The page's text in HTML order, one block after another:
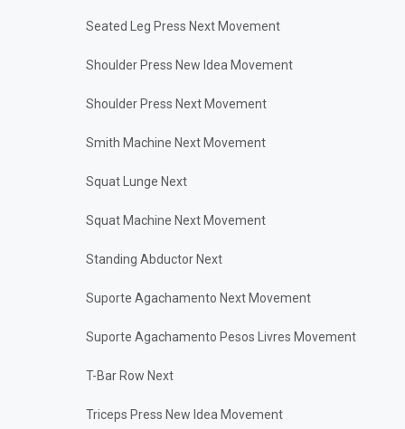
Seated Leg Press Next Movement
Shoulder Press New Idea Movement
Shoulder Press Next Movement
Smith Machine Next Movement
Squat Lunge Next
Squat Machine Next Movement
Standing Abductor Next
Suporte Agachamento Next Movement
Suporte Agachamento Pesos Livres Movement
T-Bar Row Next
Triceps Press New Idea Movement